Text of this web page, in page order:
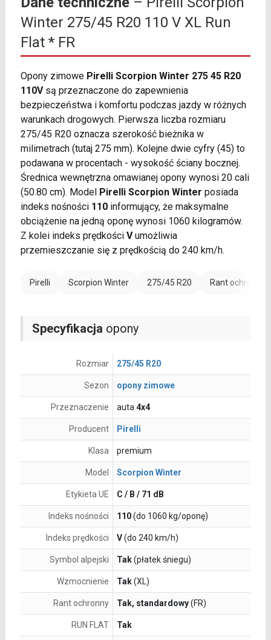
Winter 275/45 R20 110 V XL Run
Flat * FR
Opony zimowe Pirelli Scorpion Winter 275 45 R20
110Vsą przeznaczone do zapewnienia
bezpieczeństwa i komfortu podczas jazdy w różnych
warunkach drogowych. Pierwsza liczba rozmiaru
275/45 R20 oznacza szerokość bieżnika w
milimetrach (tutaj 275 mm). Kolejne dwie cyfry (45) to
podawana w procentach - wysokość ściany bocznej.
Średnica wewnętrzna omawianej opony wynosi 20 cali
(50.80 cm). Model Pirelli Scorpion Winter posiada
indeks nośności 110informujący, że maksymalne
obciążenie na jedną oponę wynosi 1060 kilogramów.
Z kolei indeks prędkości Vumożliwia
przemieszczanie się z prędkością do 240 km/h.
Pirelli Scorpion Winter 275/45 R20 Rant ochronny
Specyfikacja opony
Rozmiar 275/45 R20
Sezon opony zimowe
Przeznaczenie auta 4x4
Producent Pirelli
Klasa premium
Model Scorpion Winter
Etykieta UE C / B / 71 dB
Indeks nośności 110(do 1060 kg/oponę)
Indeks prędkości V(do 240 km/h)
Symbol alpejski Tak(płatek śniegu)
Wzmocnienie Tak(XL)
Rant ochronny Tak, standardowy(FR)
RUN FLAT Tak